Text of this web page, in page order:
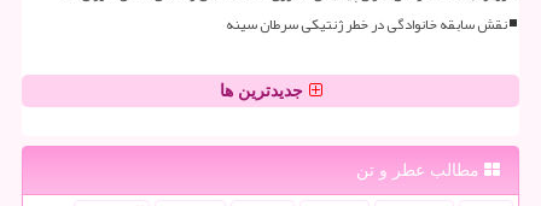
نقش سابقه خانوادگی در خطر ژنتیکی سرطان سینه
جدیدترین ها
مطالب عطر و تن